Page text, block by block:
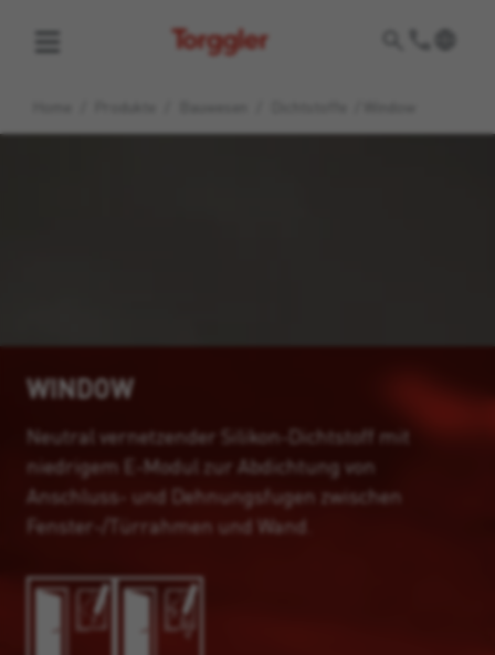
Torggler
WINDOW
Neutral vernetzender Silikon-Dichtstoff mit
niedrigem E-Modul zur Abdichtung von
Anschluss- und Dehnungsfugen zwischen
Fenster-/Türrahmen und Wand.